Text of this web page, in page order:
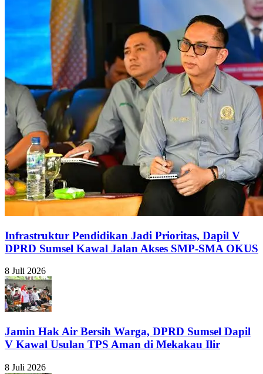
Infrastruktur Pendidikan Jadi Prioritas, Dapil V
DPRD Sumsel Kawal Jalan Akses SMP-SMA OKUS
8 Juli 2026
Jamin Hak Air Bersih Warga, DPRD Sumsel Dapil
V Kawal Usulan TPS Aman di Mekakau Ilir
8 Juli 2026